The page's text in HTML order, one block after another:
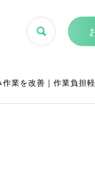
業を改善｜作業負担